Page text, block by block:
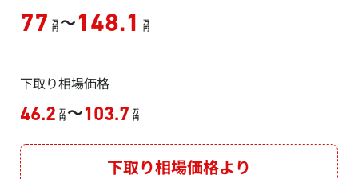
77 万
円 ～148.1 万
円
下取り相場価格
46.2 万
円 ～103.7 万
円
下取り相場価格より